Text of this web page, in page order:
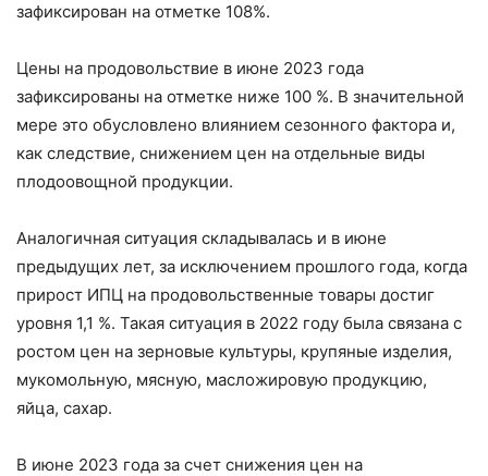
зафиксирован на отметке 108%.
Цены на продовольствие в июне 2023 года
зафиксированы на отметке ниже 100 %. В значительной
мере это обусловлено влиянием сезонного фактора и,
как следствие, снижением цен на отдельные виды
плодоовощной продукции.
Аналогичная ситуация складывалась и в июне
предыдущих лет, за исключением прошлого года, когда
прирост ИПЦ на продовольственные товары достиг
уровня 1,1 %. Такая ситуация в 2022 году была связана с
ростом цен на зерновые культуры, крупяные изделия,
мукомольную, мясную, масложировую продукцию,
яйца, сахар.
В июне 2023 года за счет снижения цен на